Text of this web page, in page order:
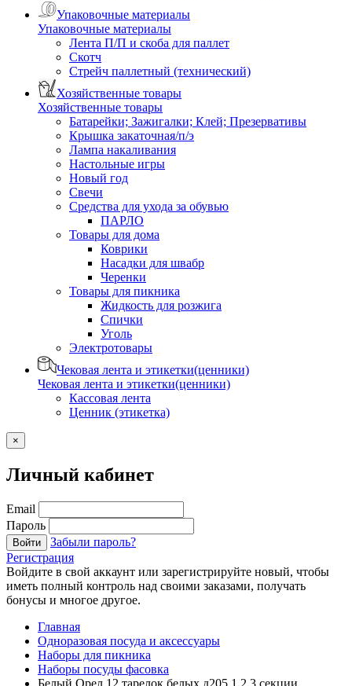
Упаковочные материалы
Упаковочные материалы
Лента П/П и скоба для паллет
Скотч
Стрейч паллетный (технический)
Хозяйственные товары
Хозяйственные товары
Батарейки; Зажигалки; Клей; Презервативы
Крышка закаточная/п/э
Лампа накаливания
Настольные игры
Новый год
Свечи
Средства для ухода за обувью
ПАРЛО
Товары для дома
Коврики
Насадки для швабр
Черенки
Товары для пикника
Жидкость для розжига
Спички
Уголь
Электротовары
Чековая лента и этикетки(ценники)
Чековая лента и этикетки(ценники)
Кассовая лента
Ценник (этикетка)
×
Личный кабинет
Email
Пароль
Войти
Забыли пароль?
Регистрация
Войдите в свой аккаунт или зарегистрируйте новый, чтобы
иметь полный контроль над своими заказами, получать
бонусы и многое другое.
Главная
Одноразовая посуда и аксессуары
Наборы для пикника
Наборы посуды фасовка
Белый Орел 12 тарелок белых д205 1,2,3 секции